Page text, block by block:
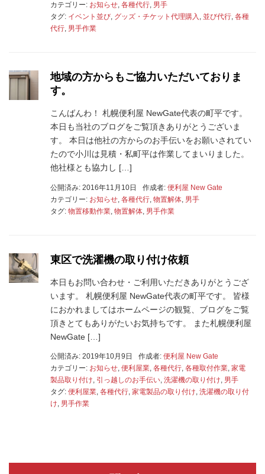
カテゴリー: お知らせ, 各種代行, 男手
タグ: イベント並び, グッズ・チケット代理購入 , 並び代行, 各種
代行, 男手作業
地域の方からもご協力いただいておりま
す。
こんばんわ！ 札幌便利屋 NewGate代表の町平です。
本日も当社のブログをご覧頂きありがとうございま
す。 本日は他社の方からのお手伝いをお願いされてい
たので小川は見積・私町平は作業してまいりました。
他社様とも協力し […]
公開済み: 2016年11月10日 作成者: 便利屋 New Gate
カテゴリー: お知らせ, 各種代行, 物置解体, 男手
タグ: 物置移動作業, 物置解体, 男手作業
東区で洗濯機の取り付け依頼
本日もお問い合わせ・ご利用いただきありがとうござ
います。 札幌便利屋 NewGate代表の町平です。 皆様
におかれましてはホームページの観覧、ブログをご覧
頂きとてもありがたいお気持ちです。 また札幌便利屋
NewGate […]
公開済み: 2019年10月9日 作成者: 便利屋 New Gate
カテゴリー: お知らせ, 便利屋業, 各種代行, 各種取付作業, 家電
製品取り付け, 引っ越しのお手伝い, 洗濯機の取り付け, 男手
タグ: 便利屋業, 各種代行, 家電製品の取り付け, 洗濯機の取り付
け, 男手作業